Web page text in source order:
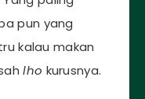
pun yang
kalau makan
lho kurusnya.